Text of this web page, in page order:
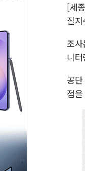
[세
질
조
니
공
점